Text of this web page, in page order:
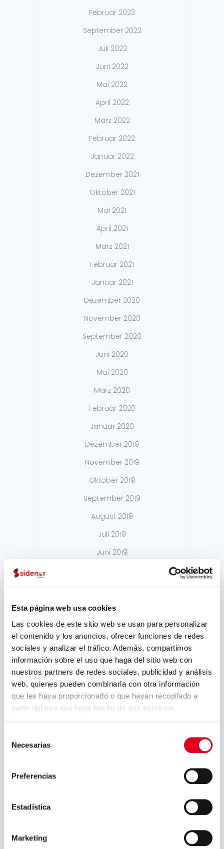
Esta página web usa cookies
Las cookies de este sitio web se usan para personalizar
el contenido y los anuncios, ofrecer funciones de redes
sociales y analizar el tráfico. Además, compartimos
información sobre el uso que haga del sitio web con
nuestros partners de redes sociales, publicidad y análisis
web, quienes pueden combinarla con otra información
que les haya proporcionado o que hayan recopilado a
partir del uso que haya hecho de sus servicios.
Necesarias
Preferencias
Estadística
Marketing
Februar 2023
September 2022
Juli 2022
Juni 2022
Mai 2022
April 2022
März 2022
Februar 2022
Januar 2022
Dezember 2021
Oktober 2021
Mai 2021
April 2021
März 2021
Februar 2021
Januar 2021
Dezember 2020
November 2020
September 2020
Juni 2020
Mai 2020
März 2020
Februar 2020
Januar 2020
Dezember 2019
November 2019
Oktober 2019
September 2019
August 2019
Juli 2019
Juni 2019
April 2019
März 2019
Februar 2019
Januar 2019
Dezember 2018
November 2018
Oktober 2018
September 2018